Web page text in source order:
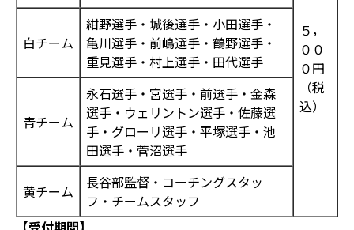
５，
００
０円
（税
込）
白チーム
紺野選手・城後選手・小田選手・
亀川選手・前嶋選手・鶴野選手・
重見選手・村上選手・田代選手
青チーム
永石選手・宮選手・前選手・金森
選手・ウェリントン選手・佐藤選
手・グローリ選手・平塚選手・池
田選手・菅沼選手
黄チーム
長谷部監督・コーチングスタッ
フ・チームスタッフ